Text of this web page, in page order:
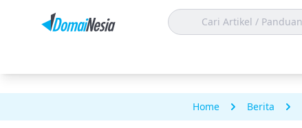
Home Berita